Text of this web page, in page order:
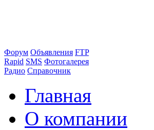
Форум Объявления FTP
Rapid SMS Фотогалерея
Радио Справочник
Главная
О компании